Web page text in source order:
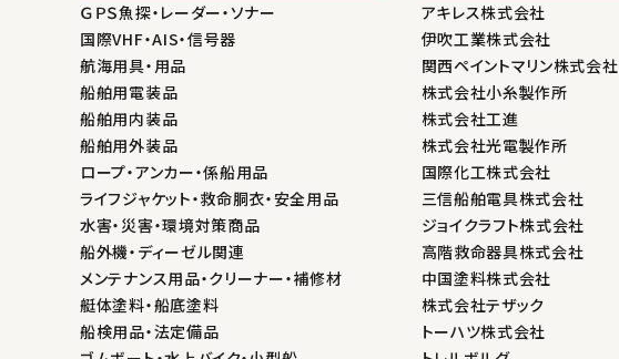
ＧＰＳ魚探・レーダー・ソナー
国際VHF・AIS・信号器
航海用具・用品
船舶用電装品
船舶用内装品
船舶用外装品
ロープ・アンカー・係船用品
ライフジャケット・救命胴衣・安全用品
水害・災害・環境対策商品
船外機・ディーゼル関連
メンテナンス用品・クリーナー・補修材
艇体塗料・船底塗料
船検用品・法定備品
アキレス株式会社
伊吹工業株式会社
関西ペイントマリン株式会社
株式会社小糸製作所
株式会社工進
株式会社光電製作所
国際化工株式会社
三信船舶電具株式会社
ジョイクラフト株式会社
高階救命器具株式会社
中国塗料株式会社
株式会社テザック
トーハツ株式会社